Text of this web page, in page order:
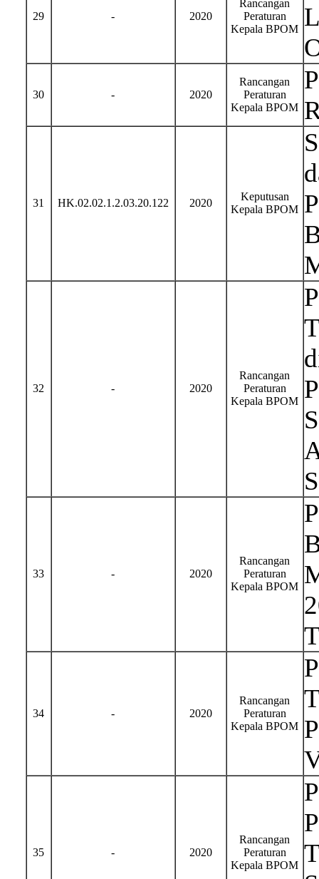
29 - 2020
Rancangan
Peraturan
Kepala BPOM
30 - 2020
Rancangan
Peraturan
Kepala BPOM
31 HK.02.02.1.2.03.20.122 2020
Keputusan
Kepala BPOM
32 - 2020
Rancangan
Peraturan
Kepala BPOM
33 - 2020
Rancangan
Peraturan
Kepala BPOM
34 - 2020
Rancangan
Peraturan
Kepala BPOM
35 - 2020
Rancangan
Peraturan
Kepala BPOM